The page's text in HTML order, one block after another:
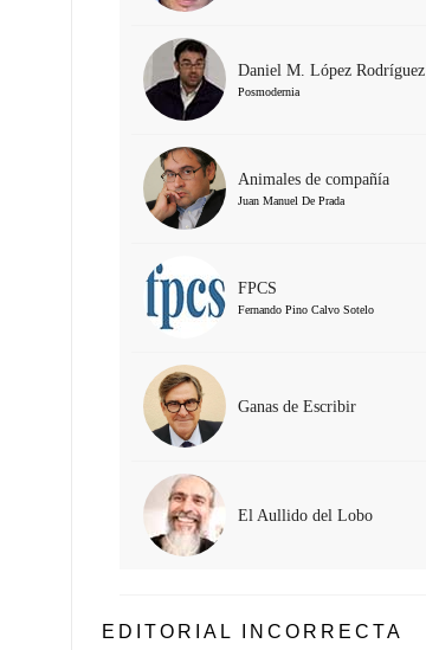
Daniel M. López Rodríguez
Posmodernia
Animales de compañía
Juan Manuel De Prada
FPCS
Fernando Pino Calvo Sotelo
Ganas de Escribir
El Aullido del Lobo
EDITORIAL INCORRECTA